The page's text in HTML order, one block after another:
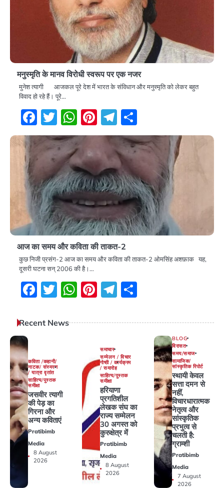
मनुस्मृति के मानव विरोधी स्वरूप पर एक नजर
मुनेश त्यागी आजकल पूरे देश में भारत के संविधान और मनुस्मृति को लेकर बहुत
विवाद हो रहे हैं। पूरे…
Facebook
Twitter
WhatsApp
Pinterest
Telegram
आज का समय और कविता की ताकत-2
कुछ निजी प्रसंग-2 आज का समय और कविता की ताकत-2 ओमसिंह अशफ़ाक यह,
दूसरी घटना सन् 2006 की है।…
Facebook
Twitter
WhatsApp
Pinterest
Telegram
Recent News
कविता /कहानी/
नाटक/ संस्मरण
/ यात्रा वृतांत
साहित्य/पुस्तक
समीक्षा
जसवीर त्यागी
की पेड़ का
गिरना और
अन्य कविताएं
Pratibimb
Media
8 August
2026
समाचार
सम्मेलन / विचार
गोष्ठी / कार्यक्रम
/ समारोह
साहित्य/पुस्तक
समीक्षा
हरियाणा
प्रगतिशील
लेखक संघ का
राज्य सम्मेलन
30 अगस्त को
कुरुक्षेत्र में
Pratibimb
Media
8 August
2026
BLOG
विरासत
समय/समाज
सामाजिक/
सांस्कृतिक रिपोर्ट
स्थायी केवल
सत्ता दमन से
नहीं,
विचारधारात्मक
नेतृत्व और
सांस्कृतिक
प्रभुत्व से
चलती है:
ग्राम्शी
Pratibimb
Media
7 August
2026